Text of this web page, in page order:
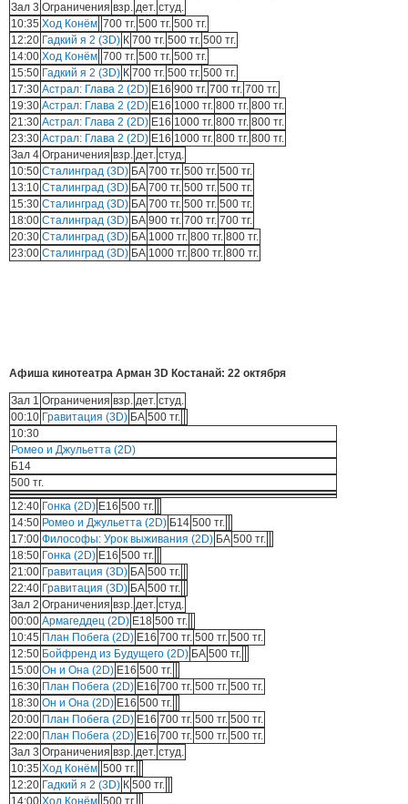
Зал 3 Ограничения взр. дет. студ.
10:35 Ход Конём 700 тг. 500 тг. 500 тг.
12:20 Гадкий я 2 (3D) К 700 тг. 500 тг. 500 тг.
14:00 Ход Конём 700 тг. 500 тг. 500 тг.
15:50 Гадкий я 2 (3D) К 700 тг. 500 тг. 500 тг.
17:30 Астрал: Глава 2 (2D) E16 900 тг. 700 тг. 700 тг.
19:30 Астрал: Глава 2 (2D) E16 1000 тг. 800 тг. 800 тг.
21:30 Астрал: Глава 2 (2D) E16 1000 тг. 800 тг. 800 тг.
23:30 Астрал: Глава 2 (2D) E16 1000 тг. 800 тг. 800 тг.
Зал 4 Ограничения взр. дет. студ.
10:50 Сталинград (3D) БА 700 тг. 500 тг. 500 тг.
13:10 Сталинград (3D) БА 700 тг. 500 тг. 500 тг.
15:30 Сталинград (3D) БА 700 тг. 500 тг. 500 тг.
18:00 Сталинград (3D) БА 900 тг. 700 тг. 700 тг.
20:30 Сталинград (3D) БА 1000 тг. 800 тг. 800 тг.
23:00 Сталинград (3D) БА 1000 тг. 800 тг. 800 тг.
Афиша кинотеатра Арман 3D Костанай: 22 октября
Зал 1 Ограничения взр. дет. студ.
00:10 Гравитация (3D) БА 500 тг.
10:30
Ромео и Джульетта (2D)
Б14
500 тг.
12:40 Гонка (2D) E16 500 тг.
14:50 Ромео и Джульетта (2D) Б14 500 тг.
17:00 Философы: Урок выживания (2D) БА 500 тг.
18:50 Гонка (2D) E16 500 тг.
21:00 Гравитация (3D) БА 500 тг.
22:40 Гравитация (3D) БА 500 тг.
Зал 2 Ограничения взр. дет. студ.
00:00 Армагеддец (2D) Е18 500 тг.
10:45 План Побега (2D) E16 700 тг. 500 тг. 500 тг.
12:50 Бойфренд из Будущего (2D) БА 500 тг.
15:00 Он и Она (2D) E16 500 тг.
16:30 План Побега (2D) E16 700 тг. 500 тг. 500 тг.
18:30 Он и Она (2D) E16 500 тг.
20:00 План Побега (2D) E16 700 тг. 500 тг. 500 тг.
22:00 План Побега (2D) E16 700 тг. 500 тг. 500 тг.
Зал 3 Ограничения взр. дет. студ.
10:35 Ход Конём 500 тг.
12:20 Гадкий я 2 (3D) К 500 тг.
14:00 Ход Конём 500 тг.